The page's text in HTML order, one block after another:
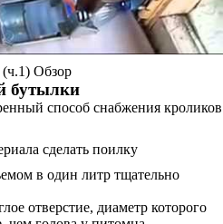
Обзор
бутылки
способ снабжения кроликов
в один литр тщательно
отверстие, диаметр которого